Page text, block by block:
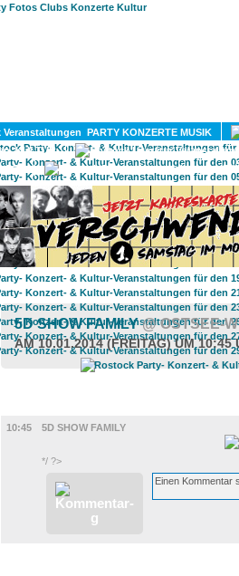
PARTY KONZERTE MUSIK
KULTUR
GAY
5D SHOW FAMILY@ OSTSEE-
AM 10.01.2014 (FREITAG) UM 10:45
10:45
5D SHOW FAMILY
*/ ?>